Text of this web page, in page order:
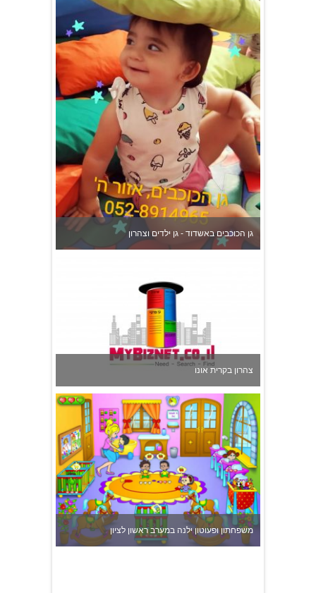
גן הכוכבים באשדוד - גן ילדים וצהרון
צהרון בקרית אונו
משפחתון ופעוטון ילנה במערב ראשון לציון